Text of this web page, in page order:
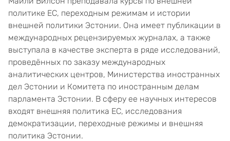
политике ЕС, переходным режимам и истории
внешней политики Эстонии. Она имеет публикации в
международных рецензируемых журналах, а также
выступала в качестве эксперта в ряде исследований,
проведённых по заказу международных
аналитических центров, Министерства иностранных
дел Эстонии и Комитета по иностранным делам
парламента Эстонии. В сферу ее научных интересов
входят внешняя политика ЕС, исследования
демократизации, переходные режимы и внешняя
политика Эстонии.